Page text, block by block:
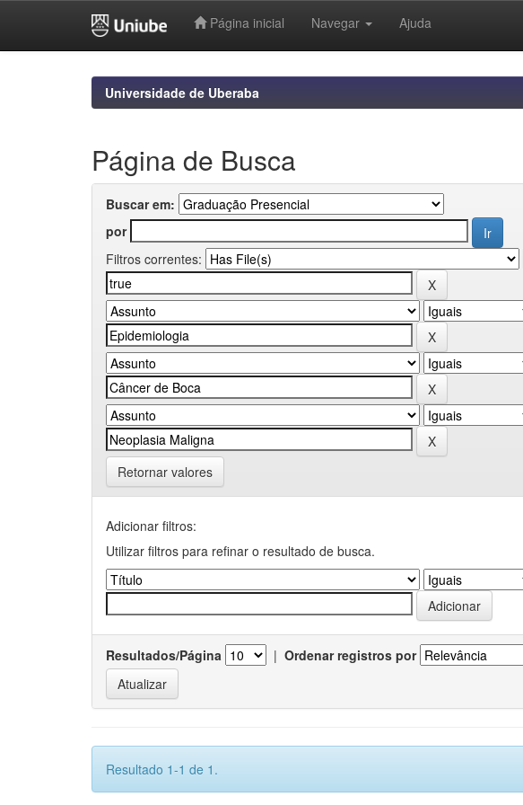
Página inicial Navegar Ajuda
Universidade de Uberaba
Página de Busca
Buscar em:
por
Filtros correntes:
Retornar valores
Adicionar filtros:
Utilizar filtros para refinar o resultado de busca.
Resultados/Página | Ordenar registros por
Resultado 1-1 de 1.